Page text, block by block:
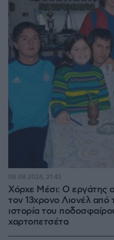
Χόρχε Μέσι: Ο εργάτης
τον 13χρονο Λιονέλ από
ιστορία του
χαρτοπετσέτα
08.08.2026, 21:43